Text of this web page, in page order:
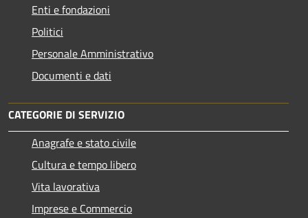
Enti e fondazioni
Politici
Personale Amministrativo
Documenti e dati
CATEGORIE DI SERVIZIO
Anagrafe e stato civile
Cultura e tempo libero
Vita lavorativa
Imprese e Commercio